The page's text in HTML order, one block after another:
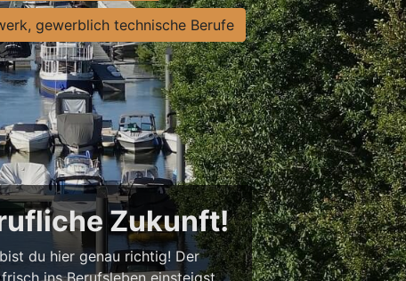
gewerblich technische Berufe
Zukunft!
du hier genau richtig! Der